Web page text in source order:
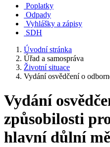
Poplatky
Odpady
Vyhlášky a zápisy
SDH
Úvodní stránka
Úřad a samospráva
Životní situace
Vydání osvědčení o
Vydání
způsobilosti
hlavní důlní